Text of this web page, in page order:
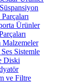
Ürünler
Malzemeler
Sistemle
Diski
ve Filtre